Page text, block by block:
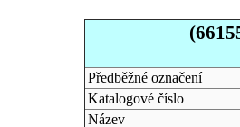
Předběžné označení
Katalogové číslo
Název